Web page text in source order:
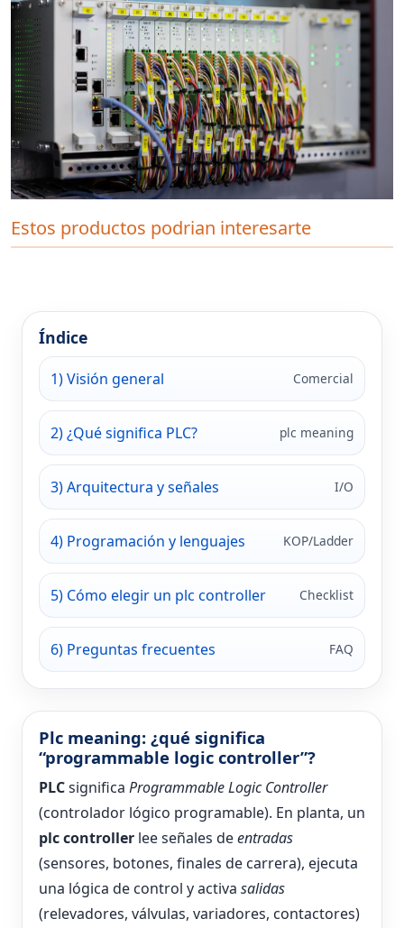
Estos productos podrian interesarte
Índice
1) Visión general Comercial
2) ¿Qué significa PLC? plc meaning
3) Arquitectura y señales I/O
4) Programación y lenguajes KOP/Ladder
5) Cómo elegir un plc controller Checklist
6) Preguntas frecuentes FAQ
Plc meaning: ¿qué significa
“programmable logic controller”?
PLCsignifica Programmable Logic Controller
(controlador lógico programable). En planta, un
plc controller lee señales deentradas
(sensores, botones, finales de carrera), ejecuta
una lógica de control y activa salidas
(relevadores, válvulas, variadores, contactores)